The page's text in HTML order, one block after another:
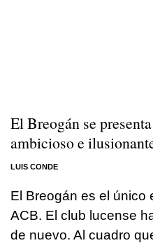
El Breogán se
ambicioso e
LUIS CONDE
El Breogán es el único
ACB. El club lucense
de nuevo. Al cuadro